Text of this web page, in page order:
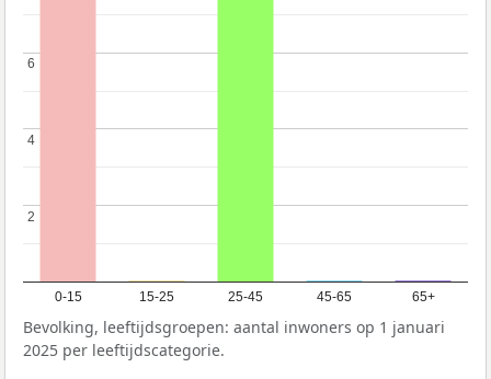
0-15 15-25 25-45 45-65 65+
2
2
4
4
6
6
Bevolking, leeftijdsgroepen: aantal inwoners op 1 januari
2025 per leeftijdscategorie.